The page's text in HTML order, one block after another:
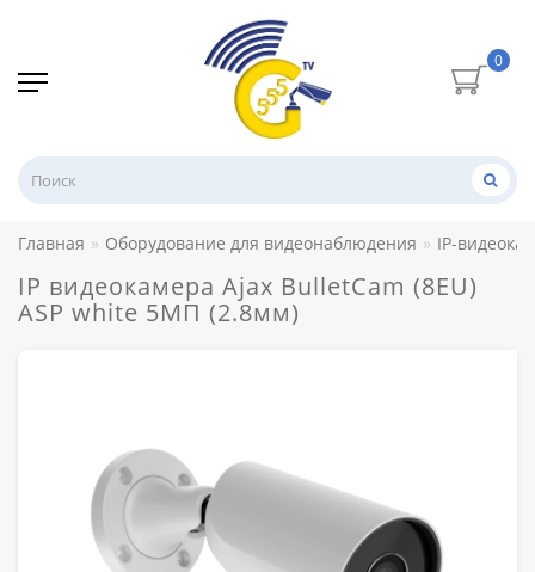
0
Главная Оборудование для видеонаблюдения IP-
IP видеокамера Ajax BulletCam (8EU)
ASP white 5МП (2.8мм)